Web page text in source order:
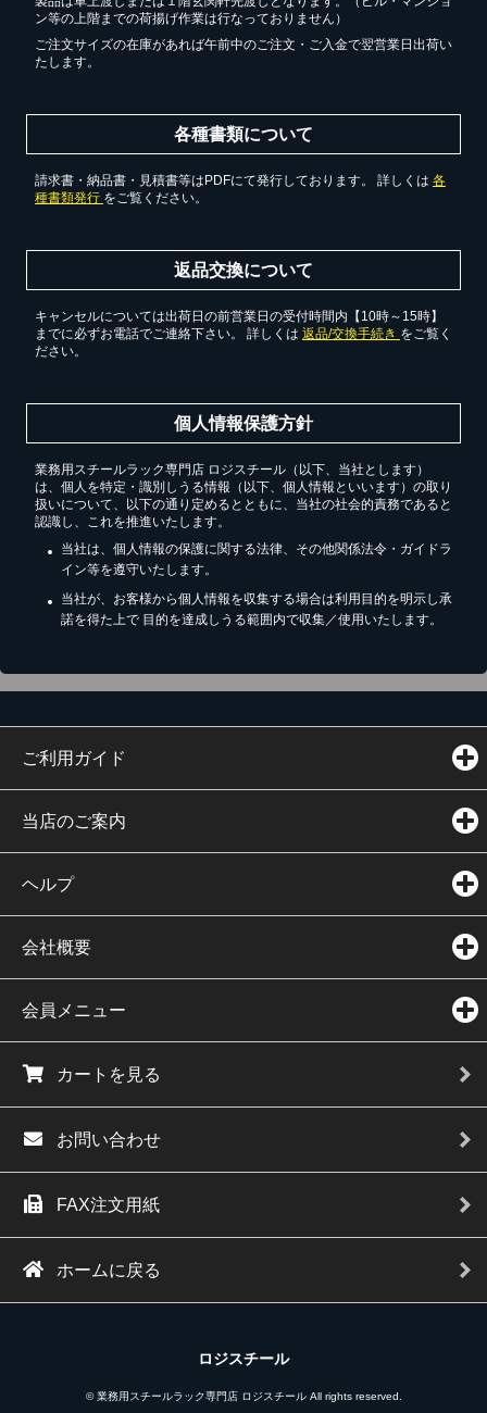
ン等の上階までの荷揚げ作業は行なっておりません）
ご注文サイズの在庫があれば午前中のご注文・ご入金で翌営業日出荷い
たします。
各種書類について
請求書・納品書・見積書等はPDFにて発行しております。 詳しくは 各
種書類発行 をご覧ください。
返品交換について
キャンセルについては出荷日の前営業日の受付時間内【10時～15時】
までに必ずお電話でご連絡下さい。 詳しくは 返品/交換手続き をご覧く
ださい。
個人情報保護方針
業務用スチールラック専門店 ロジスチール（以下、当社とします）
は、個人を特定・識別しうる情報（以下、個人情報といいます）の取り
扱いについて、以下の通り定めるとともに、当社の社会的責務であると
認識し、これを推進いたします。
当社は、個人情報の保護に関する法律、その他関係法令・ガイドラ
イン等を遵守いたします。
当社が、お客様から個人情報を収集する場合は利用目的を明示し承
諾を得た上で 目的を達成しうる範囲内で収集／使用いたします。
ご利用ガイド
当店のご案内
ヘルプ
会社概要
会員メニュー
カートを見る
お問い合わせ
FAX注文用紙
ホームに戻る
ロジスチール
© 業務用スチールラック専門店 ロジスチール All rights reserved.